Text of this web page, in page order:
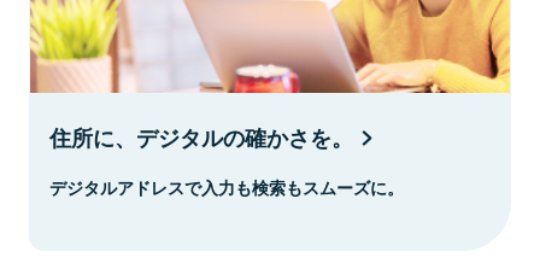
住所に、デジタルの確かさを。
デジタルアドレスで入力も検索もスムーズに。